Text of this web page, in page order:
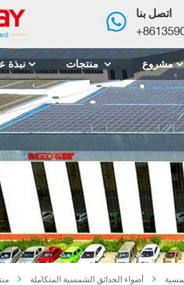
اتصل بنا
نبذة مشروع
أضواء الحدائق الشمسية المتكاملة